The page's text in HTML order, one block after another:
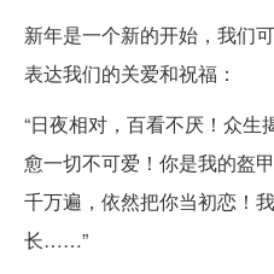
新年是一个新的开始，我们
表达我们的关爱和祝福：
“日夜相对，百看不厌！众
愈一切不可爱！你是我的盔
千万遍，依然把你当初恋！
长……”